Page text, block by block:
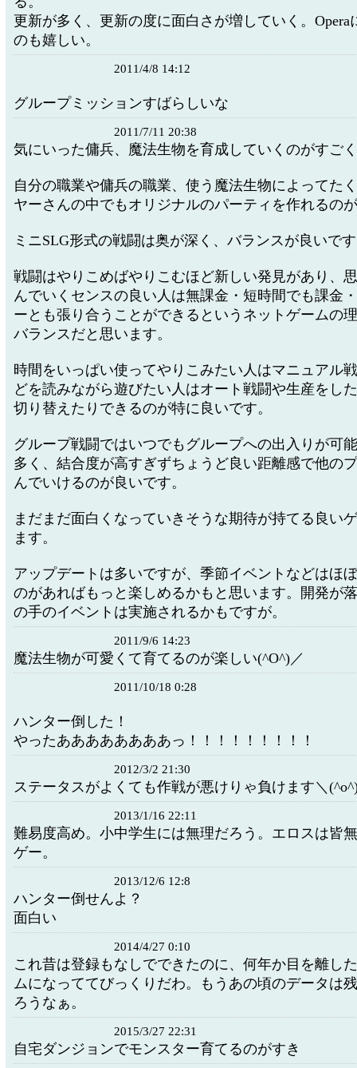
更新が多く、更新の度に面白さが増していく。Opera
のも嬉しい。
2011/4/8 14:12
グループミッションすばらしいな
2011/7/11 20:38
気にいった傭兵、魔法生物を育成していくのがすご
自分の職業や傭兵の職業、使う魔法生物によってた
ヤーさんの中でもオリジナルのパーティを作れるの
ミニSLG形式の戦闘は奥が深く、バランスが良いで
戦闘はやりこめばやりこむほど新しい発見があり、
んでいくセンスの良い人は無課金・短時間でも課金
ーとも張り合うことができるというネットゲームの
バランスだと思います。
時間をいっぱい使ってやりこみたい人はマニュアル
どを読みながら遊びたい人はオート戦闘や生産をし
切り替えたりできるのが特に良いです。
グループ戦闘ではいつでもグループへの出入りが可
多く、結合度が高すぎずちょうど良い距離感で他の
んでいけるのが良いです。
まだまだ面白くなっていきそうな期待が持てる良い
ます。
アップデートは多いですが、季節イベントなどはほ
のがあればもっと楽しめるかもと思います。開発が
の手のイベントは実施されるかもですが。
2011/9/6 14:23
魔法生物が可愛くて育てるのが楽しい(^O^)／
2011/10/18 0:28
ハンター倒した！
やったああああああああっ！！！！！！！！！
2012/3/2 21:30
ステータスがよくても作戦が悪けりゃ負けます＼
2013/1/16 22:11
難易度高め。小中学生には無理だろう。エロスは皆
ゲー。
2013/12/6 12:8
ハンター倒せんよ？
面白い
2014/4/27 0:10
これ昔は登録もなしでできたのに、何年か目を離し
ムになっててびっくりだわ。もうあの頃のデータは
ろうなぁ。
2015/3/27 22:31
自宅ダンジョンでモンスター育てるのがすき